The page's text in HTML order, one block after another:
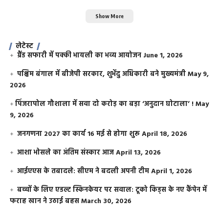
Show More
लेटेस्ट
ग्रैंड सफारी में पक्की भायली का भव्य आयोजन June 1, 2026
पश्चिम बंगाल में बीजेपी सरकार, शुभेंदु अधिकारी बने मुख्यमंत्रीMay 9,
2026
​पिंजरापोल गौशाला में सवा दो करोड़ का बड़ा ‘अनुदान घोटाला’ !May
9, 2026
जनगणना 2027 का कार्य 16 मई से होगा शुरूApril 18, 2026
आशा भोसले का अंतिम संस्कार आजApril 13, 2026
आईएएस के तबादले: सीएम ने बदली अपनी टीमApril 1, 2026
बच्चों के लिए एडल्ट स्किनकेयर पर सवाल: टूको किड्स के नए कैंपेन में
फराह खान ने उठाई बहसMarch 30, 2026